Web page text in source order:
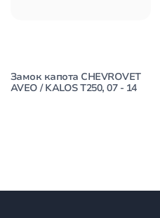
Замок капота CHEVROVET
AVEO / KALOS T250, 07 - 14